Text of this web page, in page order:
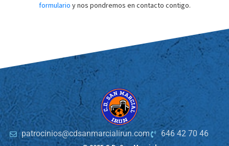
formulario y nos pondremos en contacto contigo.
patrocinios@cdsanmarcialirun.com
646 42 70 46